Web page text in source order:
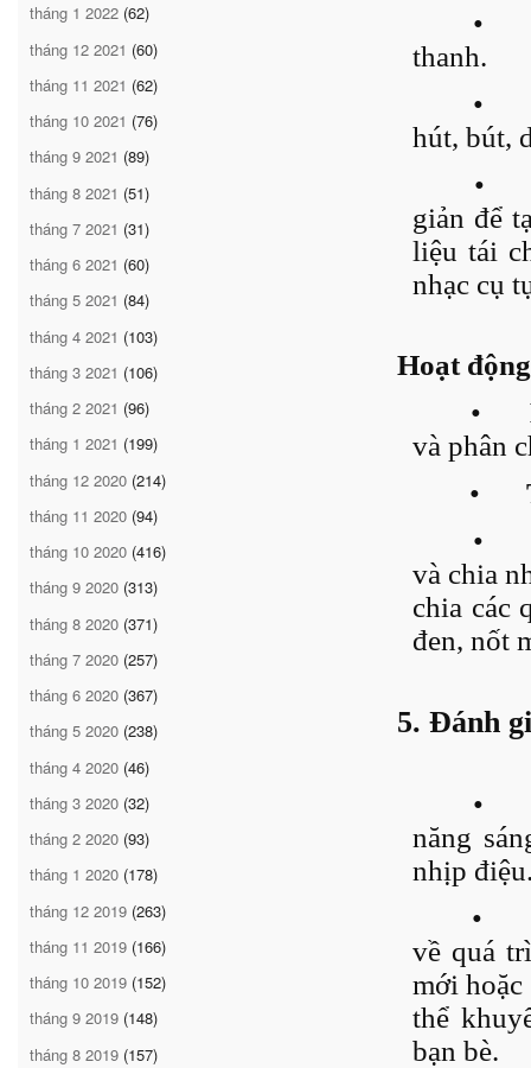
tháng 1 2022 (62)
tháng 12 2021 (60)
tháng 11 2021 (62)
tháng 10 2021 (76)
tháng 9 2021 (89)
tháng 8 2021 (51)
tháng 7 2021 (31)
tháng 6 2021 (60)
tháng 5 2021 (84)
tháng 4 2021 (103)
tháng 3 2021 (106)
tháng 2 2021 (96)
tháng 1 2021 (199)
tháng 12 2020 (214)
tháng 11 2020 (94)
tháng 10 2020 (416)
tháng 9 2020 (313)
tháng 8 2020 (371)
tháng 7 2020 (257)
tháng 6 2020 (367)
tháng 5 2020 (238)
tháng 4 2020 (46)
tháng 3 2020 (32)
tháng 2 2020 (93)
tháng 1 2020 (178)
tháng 12 2019 (263)
tháng 11 2019 (166)
tháng 10 2019 (152)
tháng 9 2019 (148)
tháng 8 2019 (157)
•
thanh.
•
hút, bút,
•
giản để
liệu tái
nhạc cụ
Hoạt
•
và phân
•
•
và chia
chia các
đen, nốt
5. Đánh
•
năng
nhịp
•
về quá
mới hoặc
thể
bạn bè.